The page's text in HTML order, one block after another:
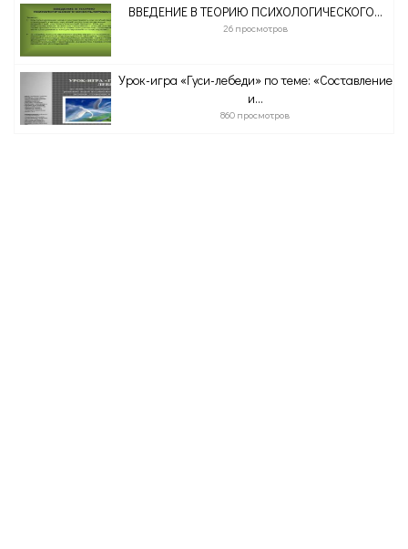
ВВЕДЕНИЕ В ТЕОРИЮ ПСИХОЛОГИЧЕСКОГО...
26 просмотров
Урок-игра «Гуси-лебеди» по теме: «Составление
и...
860 просмотров